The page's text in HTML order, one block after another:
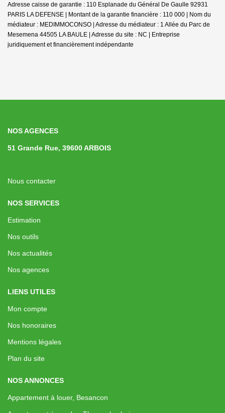
Adresse caisse de garantie : 110 Esplanade du Général De Gaulle 92931
PARIS LA DEFENSE | Montant de la garantie financière : 110 000 | Nom du
médiateur : MEDIMMOCONSO | Adresse du médiateur : 1 Allée du Parc de
Mesemena 44505 LA BAULE | Adresse du site : NC | Entreprise
juridiquement et financièrement indépendante
NOS AGENCES
51 Grande Rue, 39600 ARBOIS
Nous contacter
NOS SERVICES
Estimation
Nos outils
Nos actualités
Nos agences
LIENS UTILES
Mon compte
Nos honoraires
Mentions légales
Plan du site
NOS ANNONCES
Appartement à louer, Besancon